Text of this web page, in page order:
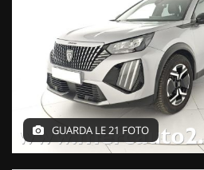
NOLEGGIO BREVE TERMINE
CONTATTI
GUARDA LE 21 FOTO